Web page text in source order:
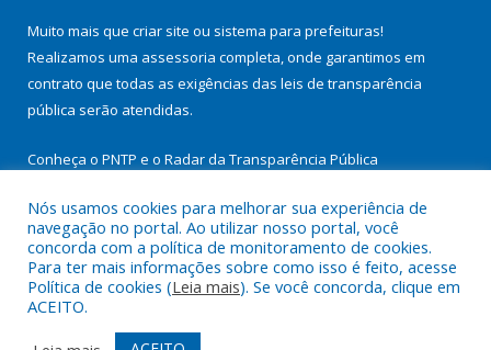
Muito mais que criar site ou sistema para prefeituras!
Realizamos uma assessoria completa, onde garantimos em
contrato que todas as exigências das leis de transparência
pública serão atendidas.
Conheça o PNTP e o Radar da Transparência Pública
Todos os direitos reservados a Prefeitura Municipal de
Cachoeira do Arari.
Nós usamos cookies para melhorar sua experiência de
navegação no portal. Ao utilizar nosso portal, você
concorda com a política de monitoramento de cookies.
Para ter mais informações sobre como isso é feito, acesse
Política de cookies (Leia mais). Se você concorda, clique em
ACEITO.